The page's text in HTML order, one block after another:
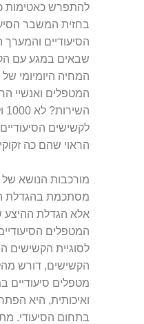
להתפרש כאטימות
בחזית המשבר
הסיעודיים
שבאים במגע עם
המחיה היומיומי
המטפלים ואנשיי
השירות?
לקשישים
הראוי שהם כה
מורכבות הנושא של
מסתכמת בהגדלת
אלא הגדלת ההיצע
המטפלים
לסוגיית הקשישים
הקשישים, דורש
מטפלים סיעודיים
ואיכותית, היא
בתחום הסיעודי.